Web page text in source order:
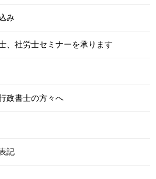
み
、社労士セミナーを承ります
政書士の方々へ
記